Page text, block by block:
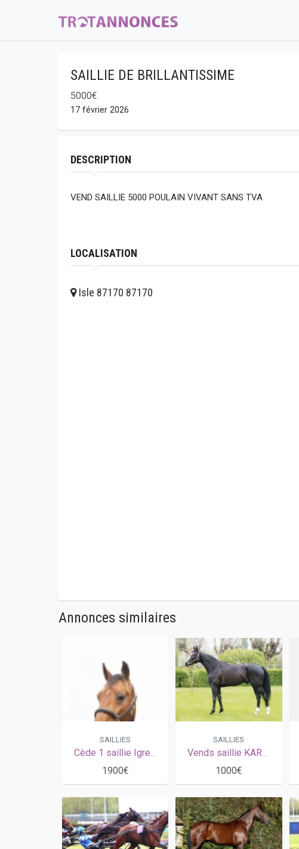
SAILLIE DE BRILLANTISSIME
5000€
17 février 2026
DESCRIPTION
VEND SAILLIE 5000 POULAIN VIVANT SANS TVA
LOCALISATION
Isle 87170 87170
Annonces similaires
SAILLIES
Cède 1 saillie Igrec de Celland
1900€
SAILLIES
Vends saillie KARLITO (Ready Cash - Carlita par Rombaldi)
1000€